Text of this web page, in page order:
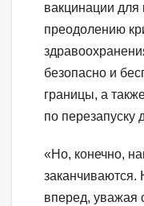
вакцинации
преодолению
безопасно и
границы, а
по перезапуску
«Но, конечно,
заканчиваются.
вперед, уважая